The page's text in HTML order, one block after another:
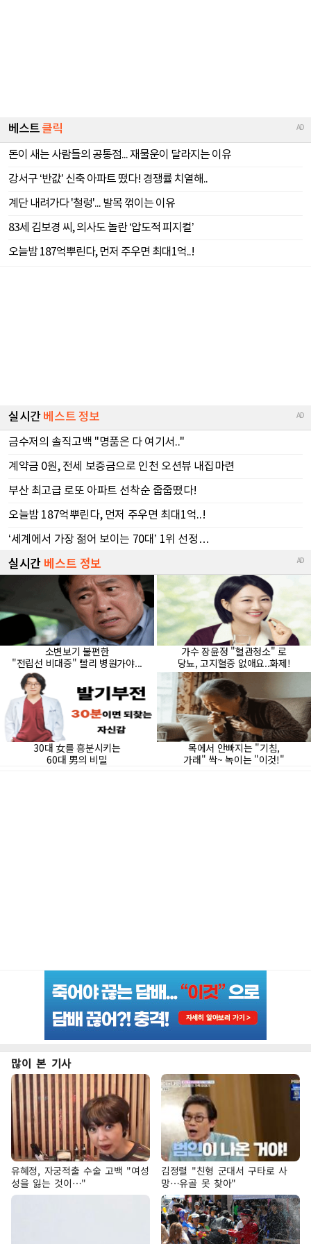
많이 본 기사
유혜정, 자궁적출 수술 고백 "여성
성을 잃는 것이…"
김정렬 "친형 군대서 구타로 사
망…유골 못 찾아"